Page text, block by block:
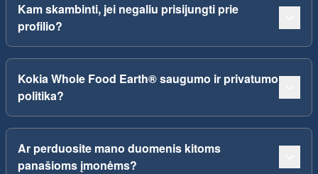
Kam skambinti, jei negaliu prisijungti prie
profilio?
Kokia Whole Food Earth® saugumo ir privatumo
politika?
Ar perduosite mano duomenis kitoms
panašioms įmonėms?